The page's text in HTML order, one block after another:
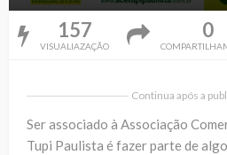
157
VISUALIAZAÇÃO
0
Continua após a
Ser associado à Associação
Tupi Paulista é fazer parte de